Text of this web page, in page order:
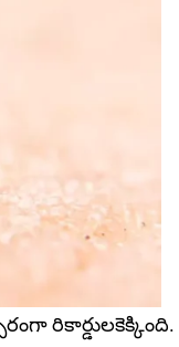
రికార్డుల‌కెక్కింది.